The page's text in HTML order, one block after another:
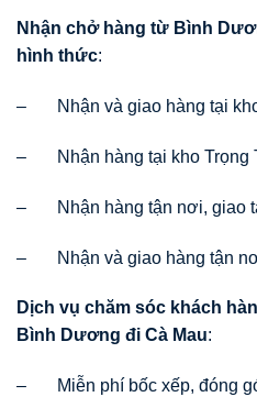
Nhận chở hàng từ Bình
hình thức:
– Nhận và giao hàng tại kho
– Nhận hàng tại kho Trọng
– Nhận hàng tận nơi, giao
– Nhận và giao hàng tận
Dịch vụ chăm sóc khách
Bình Dương đi Cà Mau:
– Miễn phí bốc xếp, đóng